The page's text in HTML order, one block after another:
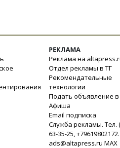
РЕКЛАМА
Реклама на
Отдел рекламы в ТГ
Рекомендательные
технологии
Подать объявление в
Афиша
Email подписка
Служба рекламы. Тел.
63-35-25,
ads@altapress.ru MAX